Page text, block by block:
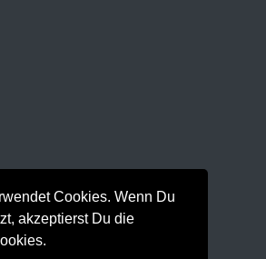
Cookies. Wenn Du
akzeptierst Du die